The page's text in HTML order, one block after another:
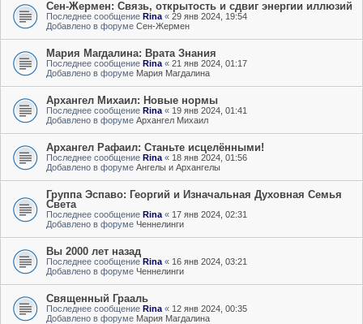
Сен-Жермен: Связь, открытость и сдвиг энергии иллюзий
Последнее сообщение Rina « 29 янв 2024, 19:54
Добавлено в форуме Сен-Жермен
Мария Магдалина: Врата Знания
Последнее сообщение Rina « 21 янв 2024, 01:17
Добавлено в форуме Мария Магдалина
Архангел Михаил: Новые нормы
Последнее сообщение Rina « 19 янв 2024, 01:41
Добавлено в форуме Архангел Михаил
Архангел Рафаил: Станьте исцелёнными!
Последнее сообщение Rina « 18 янв 2024, 01:56
Добавлено в форуме Ангелы и Архангелы
Группа Эспаво: Георгий и Изначальная Духовная Семья
Света
Последнее сообщение Rina « 17 янв 2024, 02:31
Добавлено в форуме Ченнелинги
Вы 2000 лет назад
Последнее сообщение Rina « 16 янв 2024, 03:21
Добавлено в форуме Ченнелинги
Священный Грааль
Последнее сообщение Rina « 12 янв 2024, 00:35
Добавлено в форуме Мария Магдалина